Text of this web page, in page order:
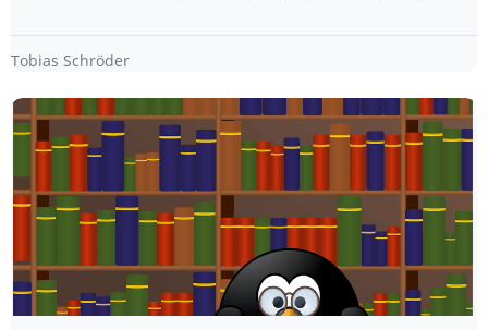
Tobias Schröder